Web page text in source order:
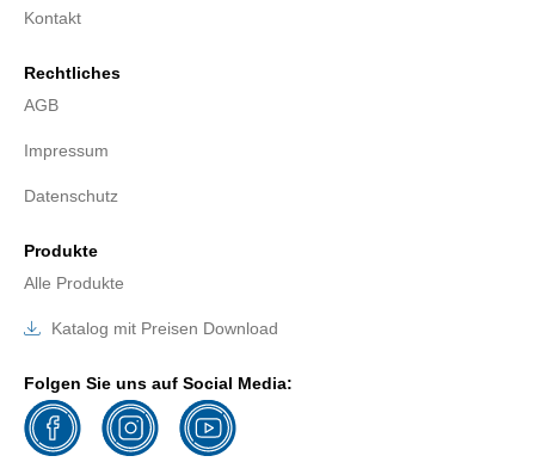
Kontakt
Rechtliches
AGB
Impressum
Datenschutz
Produkte
Alle Produkte
Katalog mit Preisen Download
Folgen Sie uns auf Social Media: